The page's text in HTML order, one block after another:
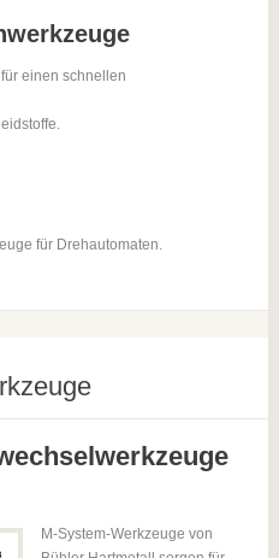
einen schnellen
für Drehautomaten.
M-System-Werkzeuge von